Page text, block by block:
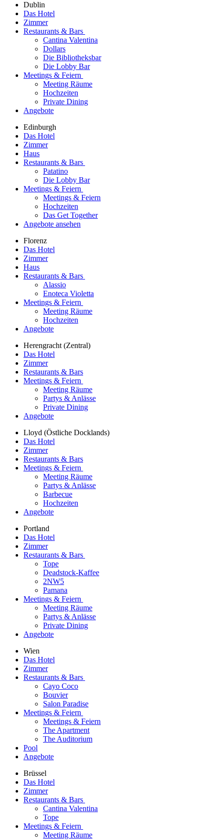
Dublin
Das Hotel
Zimmer
Restaurants & Bars
Cantina Valentina
Dollars
Die Bibliotheksbar
Die Lobby Bar
Meetings & Feiern
Meeting Räume
Hochzeiten
Private Dining
Angebote
Edinburgh
Das Hotel
Zimmer
Haus
Restaurants & Bars
Patatino
Die Lobby Bar
Meetings & Feiern
Meetings & Feiern
Hochzeiten
Das Get Together
Angebote ansehen
Florenz
Das Hotel
Zimmer
Haus
Restaurants & Bars
Alassio
Enoteca Violetta
Meetings & Feiern
Meeting Räume
Hochzeiten
Angebote
Herengracht (Zentral)
Das Hotel
Zimmer
Restaurants & Bars
Meetings & Feiern
Meeting Räume
Partys & Anlässe
Private Dining
Angebote
Lloyd (Östliche Docklands)
Das Hotel
Zimmer
Restaurants & Bars
Meetings & Feiern
Meeting Räume
Partys & Anlässe
Barbecue
Hochzeiten
Angebote
Portland
Das Hotel
Zimmer
Restaurants & Bars
Tope
Deadstock-Kaffee
2NW5
Pamana
Meetings & Feiern
Meeting Räume
Partys & Anlässe
Private Dining
Angebote
Wien
Das Hotel
Zimmer
Restaurants & Bars
Cayo Coco
Bouvier
Salon Paradise
Meetings & Feiern
Meetings & Feiern
The Apartment
The Auditorium
Pool
Angebote
Brüssel
Das Hotel
Zimmer
Restaurants & Bars
Cantina Valentina
Tope
Meetings & Feiern
Meeting Räume